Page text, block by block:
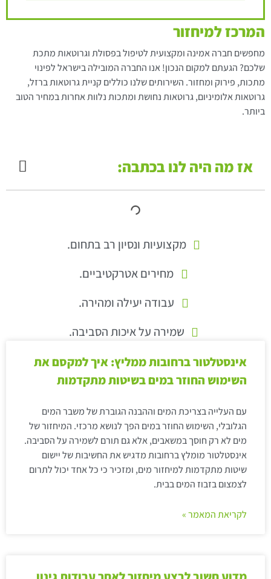
המרכז למיחזור
מחפשים חברה אמינה ומקצועית לטיפול בפסולת וגרוטאות מתכת
שלכם? הגעתם למקום הנכון! אנו החברה המובילה בישראל לפינוי
מתכות, פירוק ומחזור. השירותים שלנו כוללים קניית גרוטאות ברזל,
גרוטאות אלומיניום, גרוטאות נחושת ומתכות נלוות אחרות במחיר הטוב
ביותר.
אז מה היה לנו בכתבה:
מקצועיות ונסיון רב בתחום.
מחירים אטרקטיביים.
עבודה יעילה ומהירה.
שמירה על איכות הסביבה.
אינסטלטור ברחובות ממליץ: איך למקסם את
השימוש החוזר במים בשיטות מתקדמות
עם העלייה בצריכת המים וההבנה הגוברת של משבר המים
הגלובלי, השימוש החוזר במים הפך לנושא מרכזי. המיחזור של
מים לא רק חוסך במשאבים, אלא גם תורם לשמירה על הסביבה.
אינסטלטור מומלץ ברחובות מדגיש את החשיבות של יישום
שיטות מתקדמות למיחזור מים, ומזכיר כי כל אחד יכול לתרום
לצמצום בזבוז המים בבית.
לקריאת המאמר »